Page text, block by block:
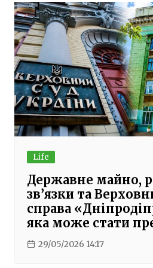
Life
Державне майно,
зв’язки та
справа
яка може стати
29/05/2026 14:17